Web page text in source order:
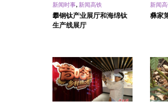
新闻时事 新闻高铁
攀钢钛产业展厅和海绵钛
生产线展厅
新闻
彝家